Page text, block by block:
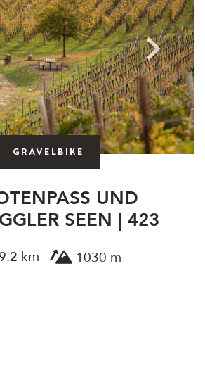
Gravelbike
UND
SEEN | 423
km 1030 m